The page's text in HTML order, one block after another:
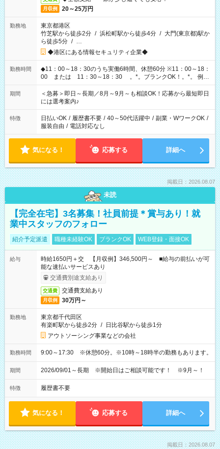
月収例 20～25万円
勤務地
東京都港区
竹芝駅から徒歩2分 / 浜松町駅から徒歩4分 / 大門(東京都)駅か
ら徒歩5分 / …
◆港区にある情報セキュリティ企業◆
勤務時間
◆11：00～18：30のうち実働6時間、休憩60分 ※11：00～18：
00 または 11：30～18：30 。*。ブランクOK！。*。 例え
ば前職が、 在宅/財団法人/事務/コールセンター/受付/販売/カフェ
スタッフ スイーツ販売/ホテルフロント/化粧品販売/など 様々な
業界から入社して活躍されています♪
期間
＜急募＞即日～長期／8月～9月～も相談OK！応募から最短即日
には選考案内♪
特徴 日払いOK / 履歴書不要 / 40～50代活躍中 / 副業・WワークOK /
服装自由 / 電話対応なし
気になる！ 応募する 詳細へ
掲載日：2026.08.07
未読
【完全在宅】3名募集！社員前提＊賞与あり！就
業中スタッフのフォロー
紹介予定派遣 職種未経験OK ブランクOK WEB登録・面接OK
給与
時給1650円＋交 【月収例】346,500円～ ■給与の前払いが可
能な速払いサービスあり
交通費別途支給あり
交通費 交通費支給あり
月収例 30万円～
勤務地
東京都千代田区
有楽町駅から徒歩2分 / 日比谷駅から徒歩1分
アウトソーシング事業などの会社
勤務時間 9:00～17:30 ※休憩60分。※10時～18時半の勤務もあります。
期間 2026/09/01～長期 ※開始日はご相談可能です！ ※9月～！
特徴 履歴書不要
気になる！ 応募する 詳細へ
掲載日：2026.08.07